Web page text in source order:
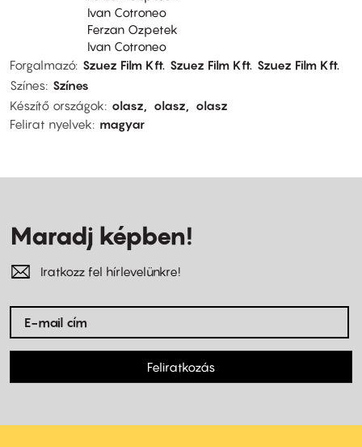
Ivan Cotroneo
Ferzan Ozpetek
Ivan Cotroneo
Forgalmazó Szuez Film Kft. Szuez Film Kft. Szuez Film Kft.
Színes Színes
Készítő országok
olasz olasz
olasz
Felirat nyelvek
magyar
Maradj képben!
Iratkozz fel hírlevelünkre!
Feliratkozás